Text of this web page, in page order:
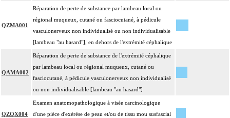
QZMA001
Réparation de perte de substance par lambeau local ou
régional muqueux, cutané ou fasciocutané, à pédicule
vasculonerveux non individualisé ou non individualisable
[lambeau "au hasard"], en dehors de l'extrémité céphalique
QAMA002
Réparation de perte de substance de l'extrémité céphalique
par lambeau local ou régional muqueux, cutané ou
fasciocutané, à pédicule vasculonerveux non individualisé
ou non individualisable [lambeau "au hasard"]
QZQX004
Examen anatomopathologique à visée carcinologique
d'une pièce d'exérèse de peau et/ou de tissu mou susfascial